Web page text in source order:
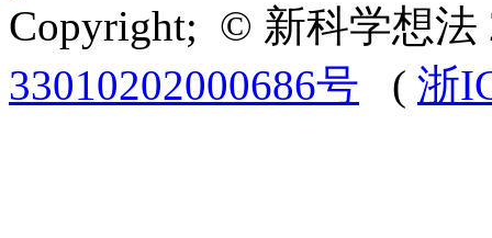
Copyright; © 新科学想
33010202000686号 ( 浙